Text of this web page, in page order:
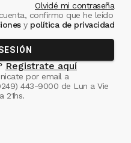
Olvidé mi contraseña
confirmo que he leído
ypolítica de privacidad
Registrate aquí
por email a
443-9000 de Lun a Vie
21hs.